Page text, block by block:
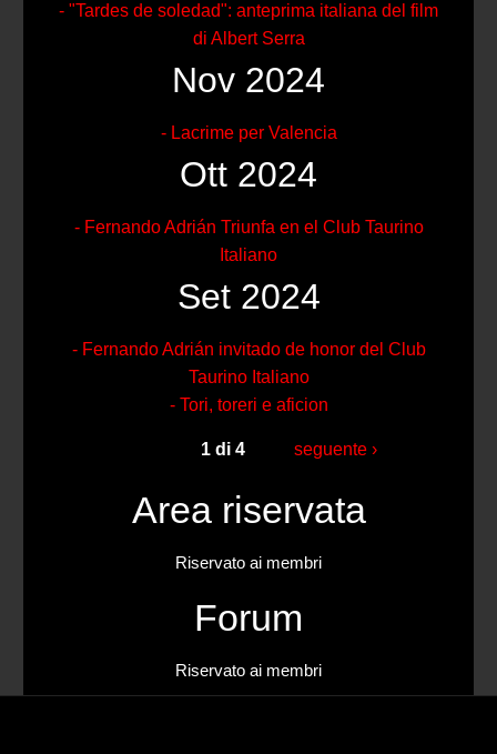
- "Tardes de soledad": anteprima italiana del film
di Albert Serra
Nov 2024
- Lacrime per Valencia
Ott 2024
- Fernando Adrián Triunfa en el Club Taurino
Italiano
Set 2024
- Fernando Adrián invitado de honor del Club
Taurino Italiano
- Tori, toreri e aficion
1 di 4 seguente ›
Area riservata
Riservato ai membri
Forum
Riservato ai membri